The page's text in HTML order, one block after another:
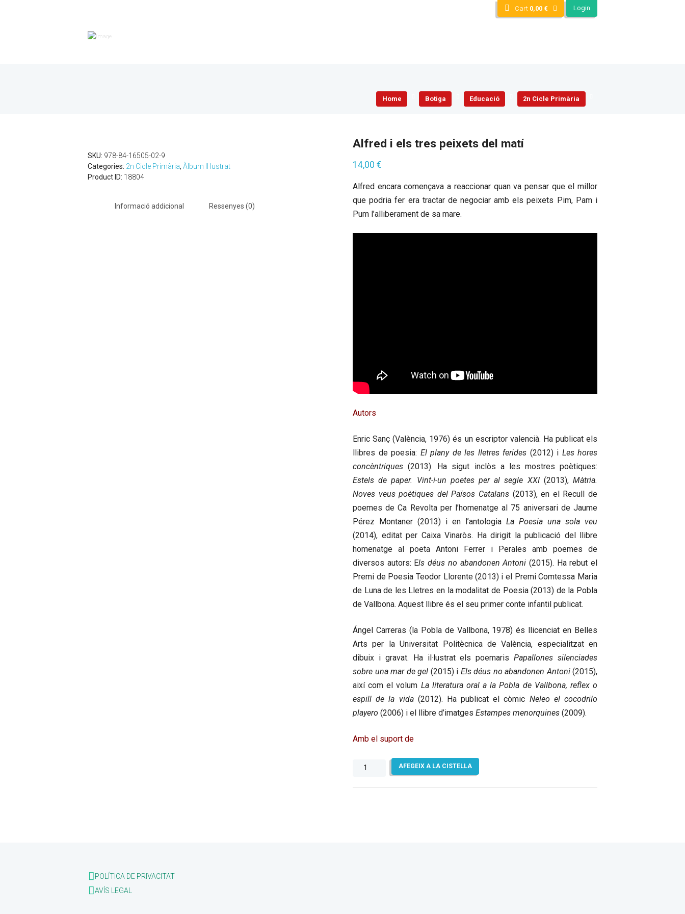
Cart 0,00 € Login
Home Botiga Educació 2n Cicle Primària
SKU: 978-84-16505-02-9
Categories: 2n Cicle Primària, Àlbum Il·lustrat
Product ID: 18804
Informació addicional Ressenyes (0)
Alfred i els tres peixets del matí
14,00 €
Alfred encara començava a reaccionar quan va pensar que el millor
que podria fer era tractar de negociar amb els peixets Pim, Pam i
Pum l’alliberament de sa mare.
Autors
Enric Sanç (València, 1976) és un escriptor valencià. Ha publicat els
llibres de poesia: El plany de les lletres ferides (2012) i Les hores
concèntriques (2013). Ha sigut inclòs a les mostres poètiques:
Estels de paper. Vint-i-un poetes per al segle XXI(2013),Màtria.
Noves veus poètiques del Països Catalans (2013), en el Recull de
poemes de Ca Revolta per l’homenatge al 75 aniversari de Jaume
Pérez Montaner (2013) i en l’antologia La Poesia una sola veu
(2014), editat per Caixa Vinaròs. Ha dirigit la publicació del llibre
homenatge al poeta Antoni Ferrer i Perales amb poemes de
diversos autors: Els déus no abandonen Antoni (2015). Ha rebut el
Premi de Poesia Teodor Llorente (2013) i el Premi Comtessa Maria
de Luna de les Lletres en la modalitat de Poesia (2013) de la Pobla
de Vallbona. Aquest llibre és el seu primer conte infantil publicat.
Ángel Carreras (la Pobla de Vallbona, 1978) és llicenciat en Belles
Arts per la Universitat Politècnica de València, especialitzat en
dibuix i gravat. Ha il·lustrat els poemarisPapallones silenciades
sobre una mar de gel (2015) i Els déus no abandonen Antoni(2015),
així com el volum La literatura oral a la Pobla de Vallbona, reflex o
espill de la vida(2012). Ha publicat el còmic Neleo el cocodrilo
playero (2006) i el llibre d’imatges Estampes menorquines (2009).
Amb el suport de
quantitat
Alfred
AFEGEIX A LA CISTELLA
POLÍTICA DE PRIVACITAT
AVÍS LEGAL